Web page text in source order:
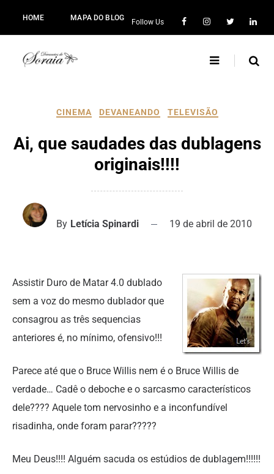
HOME MAPA DO BLOG
Follow Us
CINEMA DEVANEANDO TELEVISÃO
Ai, que saudades das dublagens
originais!!!!
By Letícia Spinardi 19 de abril de 2010
Assistir Duro de Matar 4.0 dublado
sem a voz do mesmo dublador que
consagrou as três sequencias
anteriores é, no mínimo, ofensivo!!!
Parece até que o Bruce Willis nem é o Bruce Willis de
verdade… Cadê o deboche e o sarcasmo característicos
dele???? Aquele tom nervosinho e a inconfundível
risadinha, onde foram parar?????
Meu Deus!!!! Alguém sacuda os estúdios de dublagem!!!!!!